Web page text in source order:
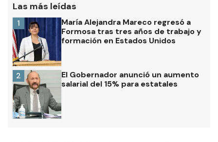
Las más leídas
María Alejandra Mareco regresó a
Formosa tras tres años de trabajo y
formación en Estados Unidos
1
El Gobernador anunció un aumento
salarial del 15% para estatales
2